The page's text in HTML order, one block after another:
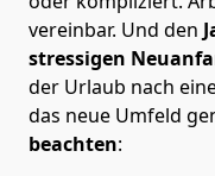
vereinbar. Und den
stressigen
der Urlaub nach
das neue Umfeld
beachten: